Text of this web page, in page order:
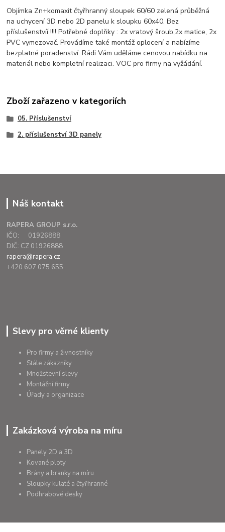
Objímka Zn+komaxit čtyřhranný sloupek 60/60 zelená průběžná
na uchycení 3D nebo 2D panelu k sloupku 60x40. Bez
příslušenstvíí !!!! Potřebné doplňky : 2x vratový šroub,2x matice, 2x
PVC vymezovač. Provádíme také montáž oplocení a nabízíme
bezplatné poradenství. Rádi Vám uděláme cenovou nabídku na
materiál nebo kompletní realizaci. VOC pro firmy na vyžádání.
Zboží zařazeno v kategoriích
05. Příslušenství
2. příslušenství 3D panely
Náš kontakt
RAPERA GROUP s.r.o.
IČO: 01926888
DIČ: CZ 01926888
rapera@rapera.cz
+420 607 075 655
Slevy pro věrné klienty
Pro firmy a živnostníky
Stále zákazníky
Množstevní slevy
Montážní firmy
Úřady a organizace
Zakázková výroba na míru
Panely 2D a 3D
Kované ploty
Brány a branky na míru
Sloupky kulaté a čtyřhranné
Podhrabové desky